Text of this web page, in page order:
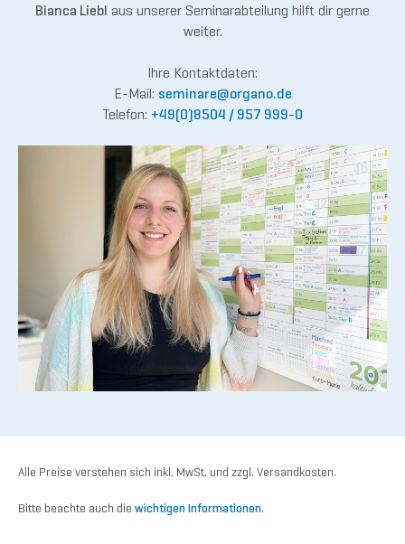
Bianca Liebl aus unserer Seminarabteilung hilft dir gerne
weiter.
Ihre Kontaktdaten:
E-Mail: seminare@organo.de
Telefon: +49(0)8504 / 957 999-0
Alle Preise verstehen sich inkl. MwSt. und zzgl. Versandkosten.
Bitte beachte auch die wichtigen Informationen.